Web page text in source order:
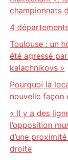
championnats
4
Toulouse : un
été agressé
kalachnikovs »
Pourquoi la
nouvelle façon
« Il y a des
l’opposition
d’une
droite